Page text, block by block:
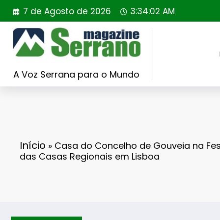
Saltar
para
conteúdo
7 de Agosto de 2026 3:34:04 AM
A Voz Serrana para o Mundo
Início » Casa do Concelho de Gouveia na
das Casas Regionais em Lisboa